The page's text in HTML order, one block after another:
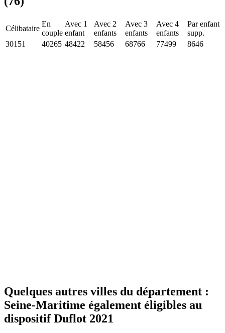
Célibataire
En
couple
Avec 1
enfant
Avec 2
enfants
Avec 3
enfants
Avec 4
enfants
Par enfant
supp.
30151
40265 48422 58456 68766 77499 8646
Quelques autres villes du département :
Seine-Maritime également éligibles au
dispositif Duflot 2021